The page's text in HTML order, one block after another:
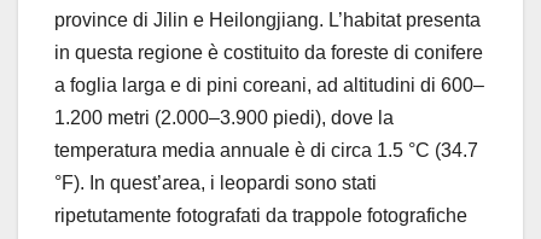
province di Jilin e Heilongjiang. L’habitat presenta
in questa regione è costituito da foreste di conifere
a foglia larga e di pini coreani, ad altitudini di 600–
1.200 metri (2.000–3.900 piedi), dove la
temperatura media annuale è di circa 1.5 °C (34.7
°F). In quest’area, i leopardi sono stati
ripetutamente fotografati da trappole fotografiche